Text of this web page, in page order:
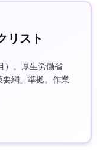
リスト
）。厚生労働省
要綱」準拠。作業